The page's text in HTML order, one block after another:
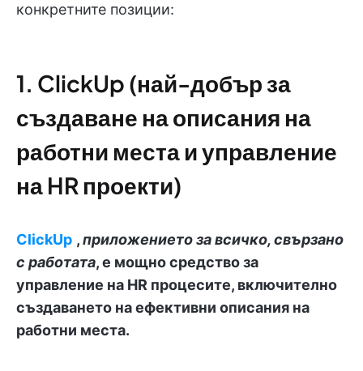
конкретните позиции:
1. ClickUp (най-добър за
създаване на описания на
работни места и управление
на HR проекти)
ClickUp ,приложението за всичко, свързано
с работата, е мощно средство за
управление на HR процесите, включително
създаването на ефективни описания на
работни места.